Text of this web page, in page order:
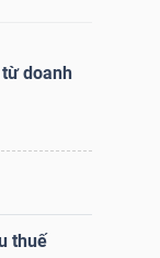
doanh
thuế